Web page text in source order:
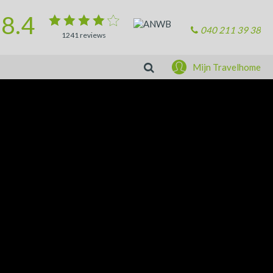
040 211 39 38
1241reviews
8.4
Zoeken Mijn Travelhome